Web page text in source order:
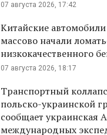
07 августа 2026, 17:42
Китайские
массово начали
низкокачественного
07 августа 2026, 18:17
Транспортный
польско-украинской
сообщает украинская
международных